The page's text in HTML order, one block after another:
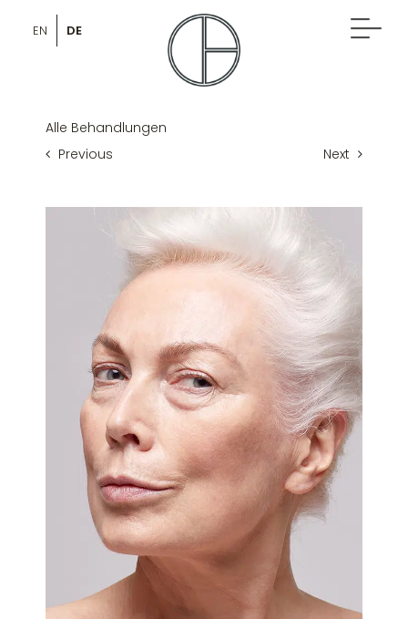
content
EN DE
Alle Behandlungen
Previous
Next